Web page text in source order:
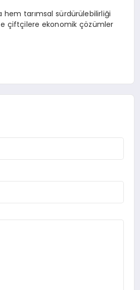
hem tarımsal sürdürülebilirliği
çiftçilere ekonomik çözümler